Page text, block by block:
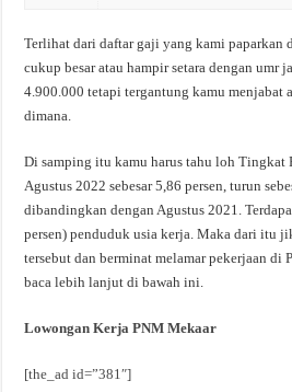
Terlihat dari daftar gaji yang kami paparkan
cukup besar atau hampir setara dengan umr
4.900.000 tetapi tergantung kamu menjabat
dimana.
Di samping itu kamu harus tahu loh Tingkat
Agustus 2022 sebesar 5,86 persen, turun
dibandingkan dengan Agustus 2021.
persen) penduduk usia kerja. Maka dari itu
tersebut dan berminat melamar pekerjaan di
baca lebih lanjut di bawah ini.
Lowongan Kerja PNM Mekaar
[the_ad id=”381″]